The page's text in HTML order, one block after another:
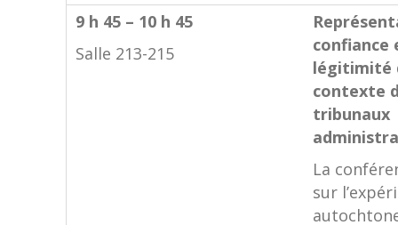
9 h 45 – 10 h 45
Salle 213-215
confiance
légitimité
contexte
tribunaux
La
sur